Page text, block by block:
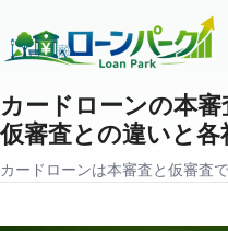
カードローンの本
仮審査との違いと各
カードローンは本審査と仮審査